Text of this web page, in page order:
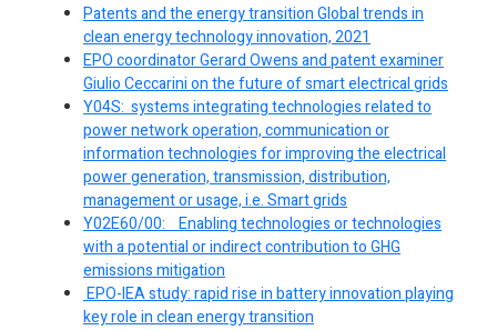
Patents and the energy transition Global trends in
clean energy technology innovation, 2021
EPO coordinator Gerard Owens and patent examiner
Giulio Ceccarini on the future of smart electrical grids
Y04S: systems integrating technologies related to
power network operation, communication or
information technologies for improving the electrical
power generation, transmission, distribution,
management or usage, i.e. Smart grids
Y02E60/00: Enabling technologies or technologies
with a potential or indirect contribution to GHG
emissions mitigation
EPO-IEA study: rapid rise in battery innovation playing
key role in clean energy transition